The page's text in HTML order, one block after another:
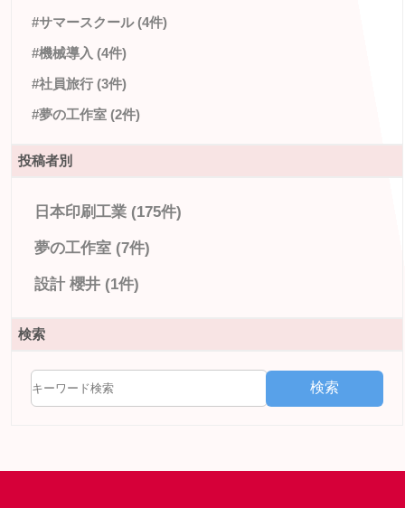
#サマースクール (4件)
#機械導入 (4件)
#社員旅行 (3件)
#夢の工作室 (2件)
投稿者別
日本印刷工業 (175件)
夢の工作室 (7件)
設計 櫻井 (1件)
検索
検索